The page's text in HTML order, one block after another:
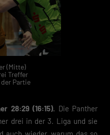
(Mitte)
Treffer
Partie
28:29 (16:15). Die Panther
drei in der 3. Liga und sie